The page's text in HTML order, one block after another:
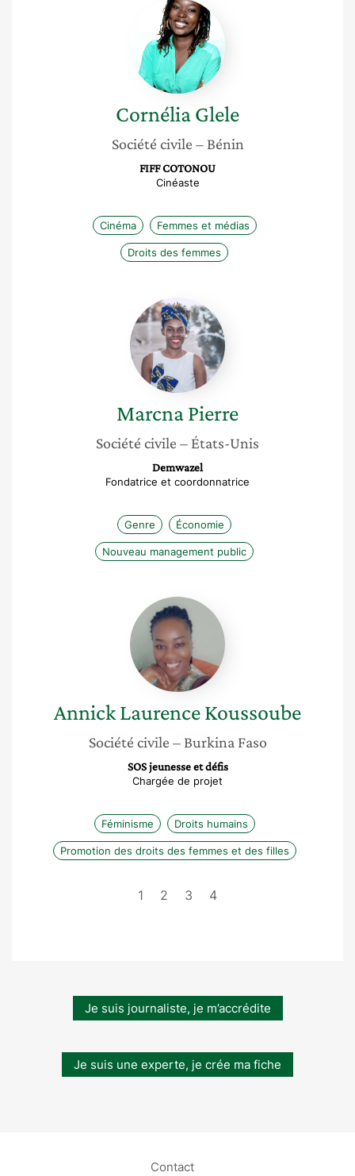
Cornélia
Glele
CornéliaGlele
Société civile – Bénin
FIFF COTONOU
Cinéaste
Cinéma Femmes et médias
Droits des femmes
Marcna
Pierre
MarcnaPierre
Société civile – États-Unis
Demwazel
Fondatrice et coordonnatrice
Genre Économie
Nouveau management public
Annick
Laurence
Koussoube
Annick LaurenceKoussoube
Société civile – Burkina Faso
SOS jeunesse et défis
Chargée de projet
Féminisme Droits humains
Promotion des droits des femmes et des filles
1 2 3 4
Je suis journaliste, je m’accrédite
Je suis une experte, je crée ma fiche
Contact